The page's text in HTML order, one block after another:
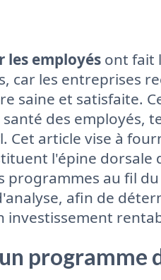
les employés ont fait
car les entreprises
saine et satisfaite.
des employés,
Cet article vise à
l'épine dorsale
programmes au fil
afin de
programme